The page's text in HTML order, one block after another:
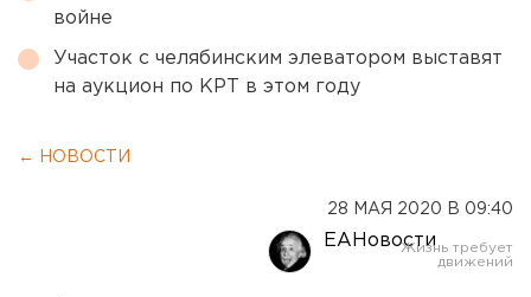
войне
Участок с челябинским элеватором выставят
на аукцион по КРТ в этом году
← НОВОСТИ
28 МАЯ 2020 В 09:40
ЕАНовости